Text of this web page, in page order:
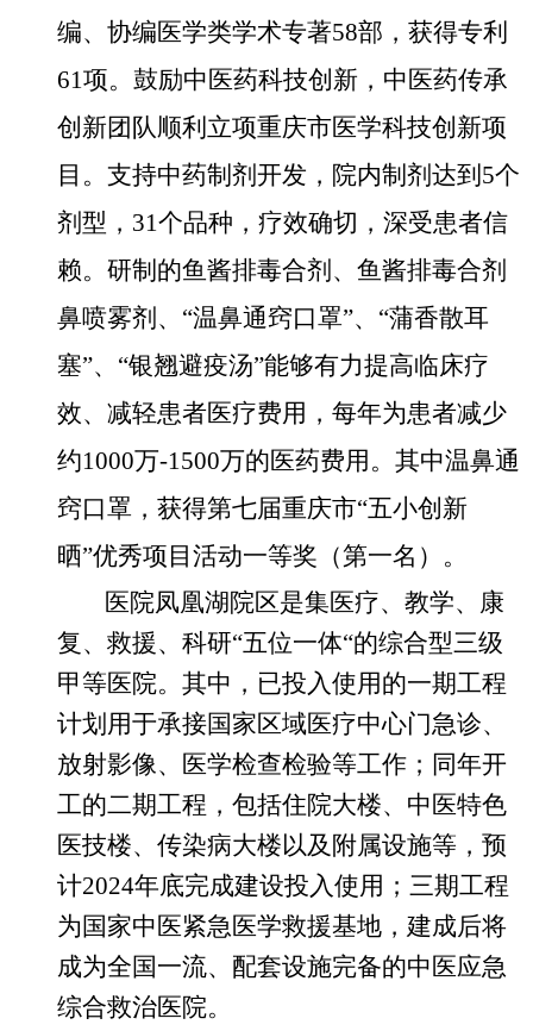
编、协编医学类学术专著58部，获得专利
61项。 鼓励中医药科技创新，中医药传承
创新团队顺利立项重庆市医学科技创新项
目。支持中药制剂开发，院内制剂达到 5个
剂型，31个品种，疗效确切，深受患者信
赖。研制的鱼酱排毒合剂、鱼酱排毒合剂
鼻喷雾剂、“温鼻通窍口罩”、“蒲香散耳
塞”、“银翘避疫汤”能够有力提高临床疗
效、减轻患者医疗费用，每年为患者减少
约1000万-1500万的医药费用。其中温鼻通
窍口罩，获得第七届重庆市“五小创新
晒”优秀项目活动一等奖（第一名）。
医院凤凰湖院区是集医疗、教学、康
复、救援、科研“五位一体“的综合型三级
甲等医院。其中，已投入使用的一期工程
计划用于承接国家区域医疗中心门急诊、
放射影像、医学检查检验等工作；同年开
工的二期工程，包括住院大楼、中医特色
医技楼、传染病大楼以及附属设施等，预
计2024年底完成建设投入使用；三期工程
为国家中医紧急医学救援基地，建成后将
成为全国一流、配套设施完备的中医应急
综合救治医院。